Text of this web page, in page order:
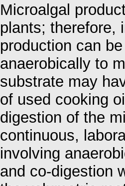
Microalgal
plants; therefore,
production can
anaerobically to
substrate may
of used cooking
digestion of the
continuous,
involving
and co-digestion